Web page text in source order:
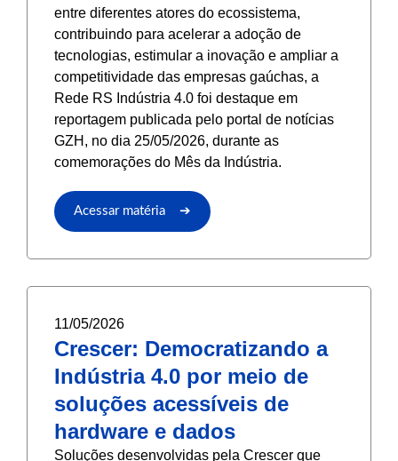
entre diferentes atores do ecossistema,
contribuindo para acelerar a adoção de
tecnologias, estimular a inovação e ampliar a
competitividade das empresas gaúchas, a
Rede RS Indústria 4.0 foi destaque em
reportagem publicada pelo portal de notícias
GZH, no dia 25/05/2026, durante as
comemorações do Mês da Indústria.
Acessar matéria ➔
11/05/2026
Crescer: Democratizando a
Indústria 4.0 por meio de
soluções acessíveis de
hardware e dados
Soluções desenvolvidas pela Crescer que